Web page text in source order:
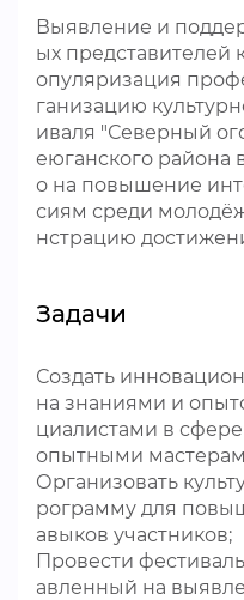
Выявление и
ых представителей
опуляризация
ганизацию
иваля "Северный
еюганского района
о на повышение
сиям среди
нстрацию
Задачи
Создать
на знаниями и
циалистами в
опытными
Организовать
рограмму для
авыков участников;
Провести
авленный на